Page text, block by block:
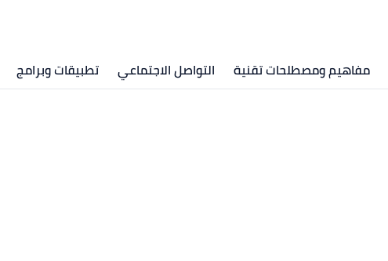
مفاهيم ومصطلحات تقنية التواصل الاجتماعي تطبيقات وبرامج